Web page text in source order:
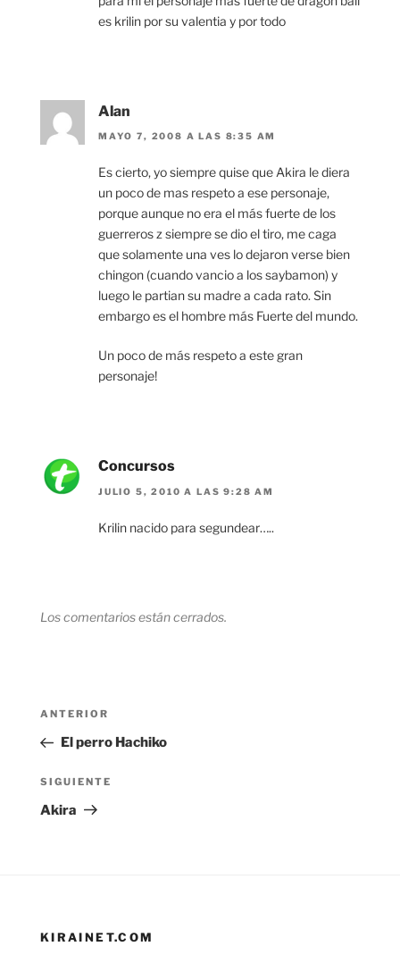
es krilin por su valentia y por todo
Alan
MAYO 7, 2008 A LAS 8:35 AM
Es cierto, yo siempre quise que Akira le diera
un poco de mas respeto a ese personaje,
porque aunque no era el más fuerte de los
guerreros z siempre se dio el tiro, me caga
que solamente una ves lo dejaron verse bien
chingon (cuando vancio a los saybamon) y
luego le partian su madre a cada rato. Sin
embargo es el hombre más Fuerte del mundo.
Un poco de más respeto a este gran
personaje!
Concursos
JULIO 5, 2010 A LAS 9:28 AM
Krilin nacido para segundear…..
Los comentarios están cerrados.
Navegación
entradas
Entrada
anterior:
ANTERIOR
El perro Hachiko
Siguiente
entrada
SIGUIENTE
Akira
KIRAINET.COM